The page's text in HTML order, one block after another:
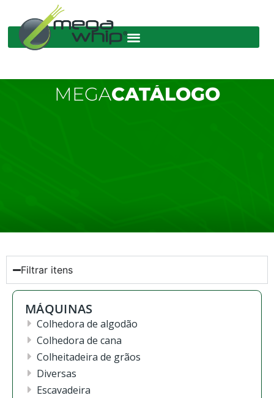
MEGACATÁLOGO
Filtrar itens
MÁQUINAS
Colhedora de algodão
Colhedora de cana
Colheitadeira de grãos
Diversas
Escavadeira